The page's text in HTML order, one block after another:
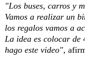
"Los buses, carros y
Vamos a realizar un
los regalos vamos a
La idea es colocar de
hago este video",